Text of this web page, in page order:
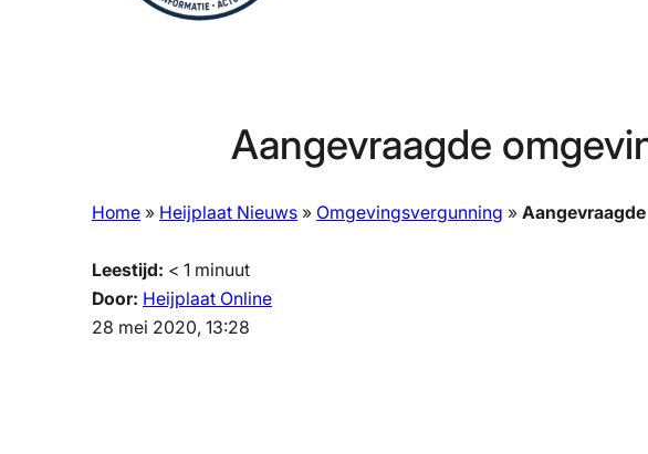
Aangevraagde
Home » Heijplaat Nieuws » Omgevingsvergunning »
Leestijd: < 1 minuut
Door: Heijplaat Online
28 mei 2020, 13:28